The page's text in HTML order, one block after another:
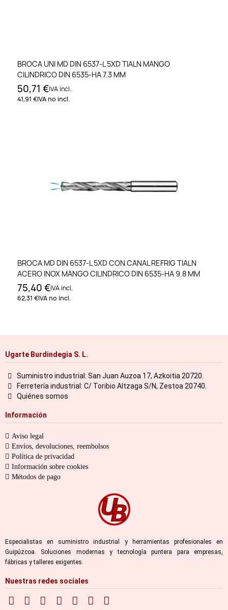
BROCA UNI MD DIN 6537-L 5XD TIALN MANGO
CILINDRICO DIN 6535-HA 7.3 MM
50,71 €IVA incl.
41,91 €IVA no incl.
BROCA MD DIN 6537-L 5XD CON CANAL REFRIG TIALN
ACERO INOX MANGO CILINDRICO DIN 6535-HA 9.8 MM
75,40 €IVA incl.
62,31 €IVA no incl.
Ugarte Burdindegia S. L.
Suministro industrial: San Juan Auzoa 17, Azkoitia 20720.
Ferretería industrial: C/ Toribio Altzaga S/N, Zestoa 20740.
Quiénes somos
Información
Aviso legal
Envíos, devoluciones, reembolsos
Política de privacidad
Información sobre cookies
Métodos de pago
Especialistas en suministro industrial y herramientas profesionales en
Guipúzcoa. Soluciones modernas y tecnología puntera para empresas,
fábricas y talleres exigentes.
Nuestras redes sociales